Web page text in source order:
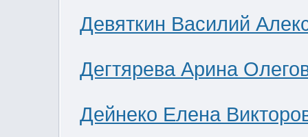
Девяткин Василий
Дегтярева Арина
Дейнеко Елена